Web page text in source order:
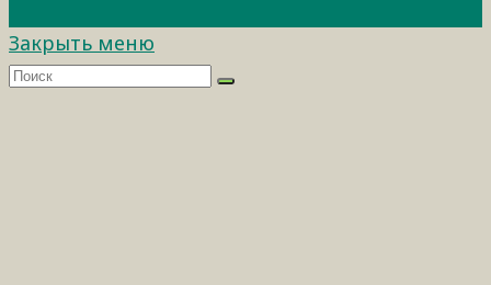
Закрыть меню